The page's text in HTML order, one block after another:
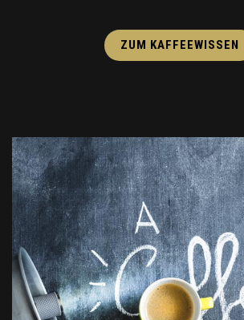
ZUM KAFFEEWISSEN